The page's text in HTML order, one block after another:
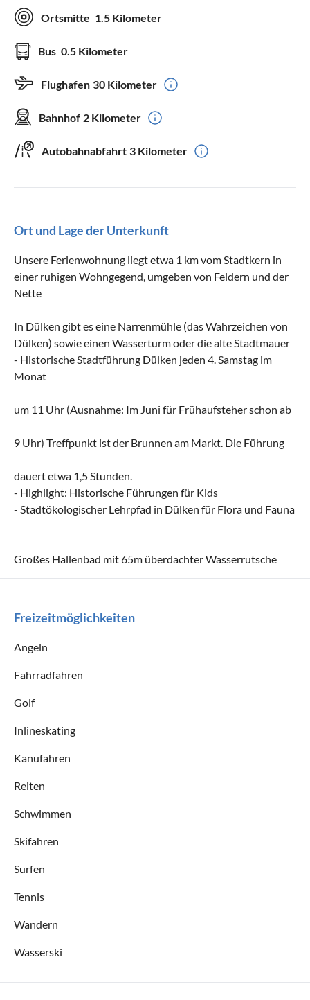
Ortsmitte 1.5 Kilometer
Bus 0.5 Kilometer
Flughafen 30 Kilometer
Bahnhof 2 Kilometer
Autobahnabfahrt 3 Kilometer
Ort und Lage der Unterkunft
Unsere Ferienwohnung liegt etwa 1 km vom Stadtkern in
einer ruhigen Wohngegend, umgeben von Feldern und der
Nette
In Dülken gibt es eine Narrenmühle (das Wahrzeichen von
Dülken) sowie einen Wasserturm oder die alte Stadtmauer
- Historische Stadtführung Dülken jeden 4. Samstag im
Monat
um 11 Uhr (Ausnahme: Im Juni für Frühaufsteher schon ab
9 Uhr) Treffpunkt ist der Brunnen am Markt. Die Führung
dauert etwa 1,5 Stunden.
- Highlight: Historische Führungen für Kids
- Stadtökologischer Lehrpfad in Dülken für Flora und Fauna
Großes Hallenbad mit 65m überdachter Wasserrutsche
Freizeitmöglichkeiten
Angeln
Fahrradfahren
Golf
Inlineskating
Kanufahren
Reiten
Schwimmen
Skifahren
Surfen
Tennis
Wandern
Wasserski